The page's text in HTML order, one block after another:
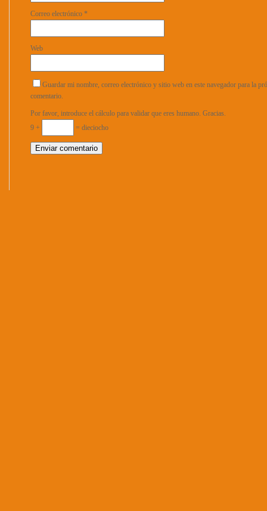
Correo electrónico *
Web
Guardar mi nombre, correo electrónico y sitio web en este navegador para la
comentario.
Por favor, introduce el cálculo para validar que eres humano. Gracias.
9 +
= dieciocho